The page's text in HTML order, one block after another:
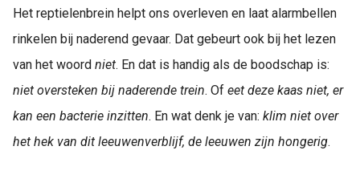
Het reptielenbrein helpt ons overleven en laat alarmbellen
rinkelen bij naderend gevaar. Dat gebeurt ook bij het lezen
van het woord niet. En dat is handig als de boodschap is:
niet oversteken bij naderende trein. Of eet deze kaas niet, er
kan een bacterie inzitten. En wat denk je van: klim niet over
het hek van dit leeuwenverblijf, de leeuwen zijn hongerig.